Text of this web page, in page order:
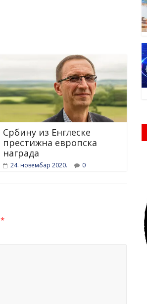
Србину из Енглеске
престижна европска
награда
24. новембар 2020. 0
*